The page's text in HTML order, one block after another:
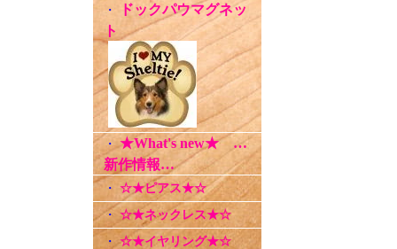
・
ドックパウマグネッ
ト
・★What's new★ …
新作情報…
・ ☆★ピアス★☆
・ ☆★ネックレス★☆
・☆★イヤリング★☆